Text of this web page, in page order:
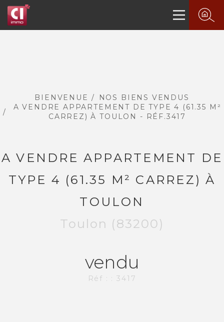
BIENVENUE
NOS BIENS VENDUS
A VENDRE APPARTEMENT DE TYPE 4 (61.35 M²
CARREZ) À TOULON - RÉF.3417
A VENDRE APPARTEMENT DE
TYPE 4 (61.35 M² CARREZ) À
TOULON
Toulon (83200)
vendu
Réf : : 3417
DANS L'IMMOBILIER.
L'AGENCE CI-IMMO
Nos collaborateurs